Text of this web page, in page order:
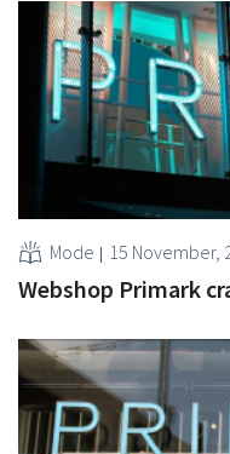
Mode 15 November,
Webshop Primark